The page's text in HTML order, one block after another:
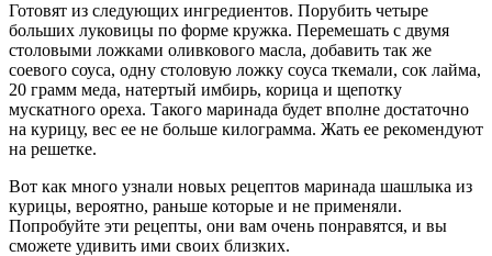
Готовят из следующих ингредиентов. Порубить четыре
больших луковицы по форме кружка. Перемешать с двумя
столовыми ложками оливкового масла, добавить так же
соевого соуса, одну столовую ложку соуса ткемали, сок лайма,
20 грамм меда, натертый имбирь, корица и щепотку
мускатного ореха. Такого маринада будет вполне достаточно
на курицу, вес ее не больше килограмма. Жать ее рекомендуют
на решетке.
Вот как много узнали новых рецептов маринада шашлыка из
курицы, вероятно, раньше которые и не применяли.
Попробуйте эти рецепты, они вам очень понравятся, и вы
сможете удивить ими своих близких.